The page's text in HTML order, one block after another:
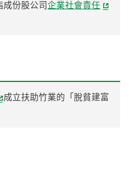
成份股公司企業社會責任
成立扶助竹業的「脫貧建富